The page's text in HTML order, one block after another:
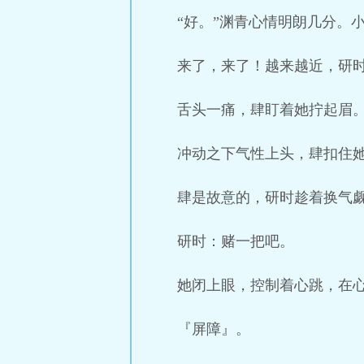
“好。”渊青心情明朗几分。
来了，来了！越来越近，研
舌头一痛，肆盯着她拧起眉
冲动之下气性上头，肆扣住
肆是故意的，研时趁着换气
研时：赌一把吧。
她闭上眼，控制着心跳，在
『屏障』。